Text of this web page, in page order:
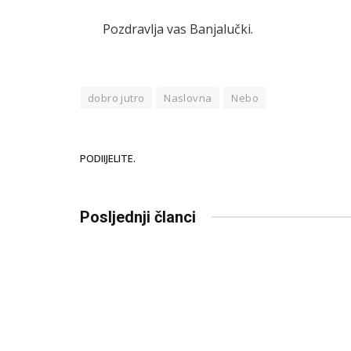
Pozdravlja vas Banjalučki.
dobro jutro Naslovna Nebo
PODIIJELITE.
Posljednji članci